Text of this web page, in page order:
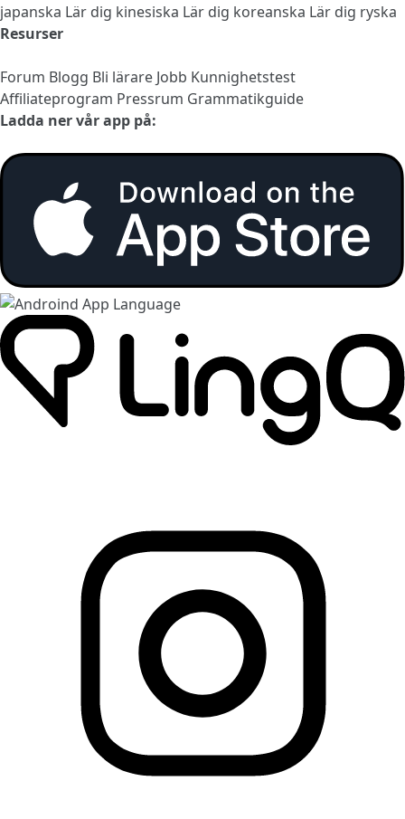
japanska Lär dig kinesiska Lär dig koreanska Lär dig ryska
Resurser
Forum Blogg Bli lärare Jobb Kunnighetstest
Affiliateprogram Pressrum Grammatikguide
Ladda ner vår app på: